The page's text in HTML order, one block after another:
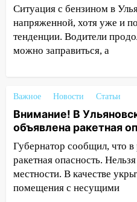
15:15 Проводил до
новый кавалер
рецидивистом
В Ульяновске
передумать
повысят зарплату
14:01
более 4,6 миллиона
судом предстанет
автоподставщиков
Ситуация с бензином в
напряженной, хотя уже и
тенденции. Водители
можно заправиться, а
Важное Новости Статьи
Внимание! В
объявлена ракетная
Губернатор сообщил, что в
ракетная опасность.
местности. В качестве
помещения с несущими